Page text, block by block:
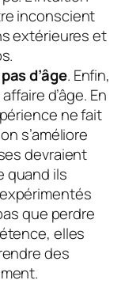
inconscient
extérieures et
d’âge. Enfin,
d’âge. En
ne fait
s’améliore
devraient
quand ils
que perdre
elles
des